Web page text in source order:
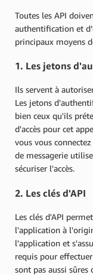
Toutes les API
authentification et
principaux moyens
1. Les jetons
Ils servent à
Les jetons
bien ceux qu'ils
d'accès pour cet
vous vous
de messagerie
sécuriser l'accès.
2. Les clés d'API
Les clés d'API
l'application à
l'application et
requis pour
sont pas aussi